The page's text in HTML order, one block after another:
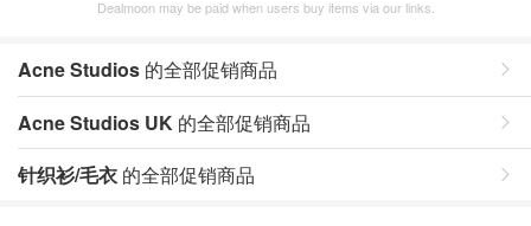
Dealmoon may be paid when users buy items via our links.
Acne Studios 的全部促销商品
Acne Studios UK 的全部促销商品
针织衫/毛衣 的全部促销商品